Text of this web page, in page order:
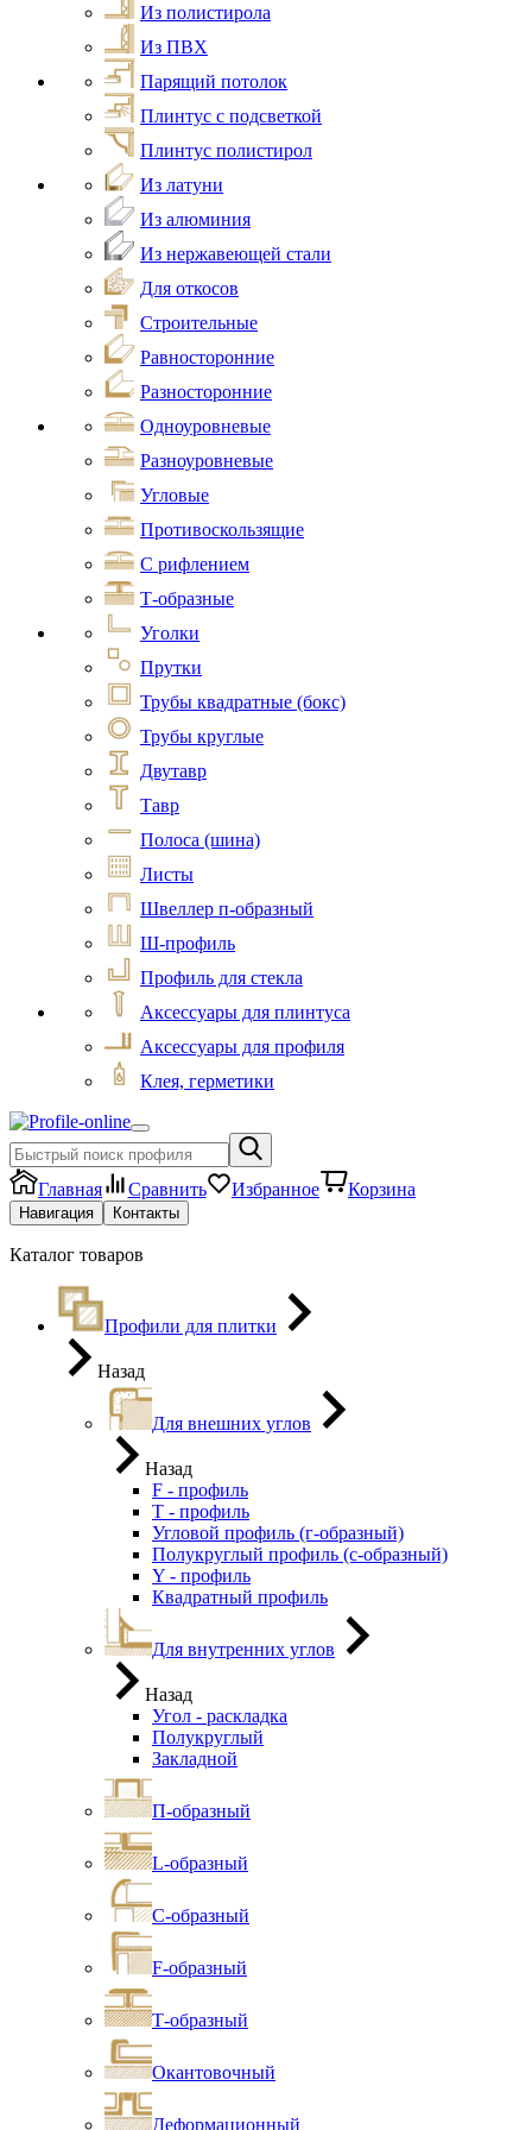
Из полистирола
Из ПВХ
Парящий потолок
Плинтус с подсветкой
Плинтус полистирол
Из латуни
Из алюминия
Из нержавеющей стали
Для откосов
Строительные
Равносторонние
Разносторонние
Одноуровневые
Разноуровневые
Угловые
Противоскользящие
С рифлением
Т-образные
Уголки
Прутки
Трубы квадратные (бокс)
Трубы круглые
Двутавр
Тавр
Полоса (шина)
Листы
Швеллер п-образный
Ш-профиль
Профиль для стекла
Аксессуары для плинтуса
Аксессуары для профиля
Клея, герметики
Главная Сравнить Избранное Корзина
Навигация Контакты
Каталог товаров
Профили для плитки
Назад
Для внешних углов
Назад
F - профиль
Т - профиль
Угловой профиль (г-образный)
Полукруглый профиль (с-образный)
Y - профиль
Квадратный профиль
Для внутренних углов
Назад
Угол - раскладка
Полукруглый
Закладной
П-образный
L-образный
С-образный
F-образный
Т-образный
Окантовочный
Деформационный